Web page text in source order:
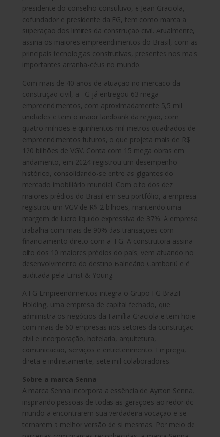
presidente do conselho consultivo, e Jean Graciola,
cofundador e presidente da FG, tem como marca a
superação dos limites da construção civil. Atualmente,
assina os maiores empreendimentos do Brasil, com as
principais tecnologias construtivas, presentes nos mais
importantes arranha-céus no mundo.
Com mais de 40 anos de atuação no mercado da
construção civil, a FG já entregou 63 mega
empreendimentos, com aproximadamente 5,5 mil
unidades e tem o maior landbank da região, com
quatro milhões e quinhentos mil metros quadrados de
empreendimentos futuros, o que projeta mais de R$
120 bilhões de VGV. Conta com 15 mega obras em
andamento, em 2024 registrou um desempenho
histórico, consolidando-se entre as gigantes do
mercado imobiliário mundial. Com oito dos dez
maiores prédios do Brasil em seu portfólio, a empresa
registrou um VGV de R$ 2 bilhões, mantendo uma
margem de lucro líquido expressiva de 37%. A empresa
trabalha com mais de 90% das transações com
financiamento direto com a FG. A construtora assina
oito dos 10 maiores prédios do país, vem atuando no
desenvolvimento do destino Balneário Camboriú e é
auditada pela Ernst & Young.
A FG Empreendimentos integra o Grupo FG Brazil
Holding, uma empresa de capital fechado, que
administra os negócios da Família Graciola e tem hoje
com mais de 60 empresas nos setores da construção
civil e incorporação, hotelaria, arquitetura,
comunicação, serviços e entretenimento. Emprega,
direta e indiretamente, sete mil colaboradores.
Sobre a marca Senna
A marca Senna incorpora a essência de Ayrton Senna,
inspirando pessoas de todas as gerações ao redor do
mundo a encontrarem sua verdadeira vocação e se
tornarem a melhor versão de si mesmas. Por meio de